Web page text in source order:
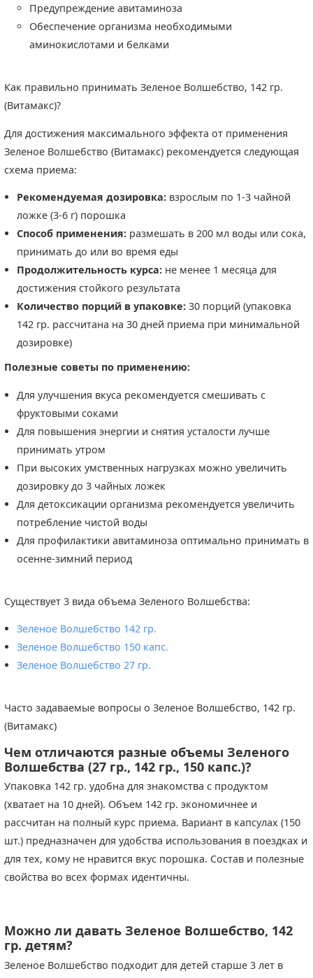
Предупреждение авитаминоза
Обеспечение организма необходимыми
аминокислотами и белками
Как правильно принимать Зеленое Волшебство, 142 гр.
(Витамакс)?
Для достижения максимального эффекта от применения
Зеленое Волшебство (Витамакс) рекомендуется следующая
схема приема:
Рекомендуемая дозировка:взрослым по 1-3 чайной
ложке (3-6 г) порошка
Способ применения:размешать в 200 мл воды или сока,
принимать до или во время еды
Продолжительность курса:не менее 1 месяца для
достижения стойкого результата
Количество порций в упаковке:30 порций (упаковка
142 гр. рассчитана на 30 дней приема при минимальной
дозировке)
Полезные советы по применению:
Для улучшения вкуса рекомендуется смешивать с
фруктовыми соками
Для повышения энергии и снятия усталости лучше
принимать утром
При высоких умственных нагрузках можно увеличить
дозировку до 3 чайных ложек
Для детоксикации организма рекомендуется увеличить
потребление чистой воды
Для профилактики авитаминоза оптимально принимать в
осенне-зимний период
Существует 3 вида объема Зеленого Волшебства:
Зеленое Волшебство 142 гр.
Зеленое Волшебство 150 капс.
Зеленое Волшебство 27 гр.
Часто задаваемые вопросы о Зеленое Волшебство, 142 гр.
(Витамакс)
Чем отличаются разные объемы Зеленого
Волшебства (27 гр., 142 гр., 150 капс.)?
Упаковка 142 гр. удобна для знакомства с продуктом
(хватает на 10 дней). Объем 142 гр. экономичнее и
рассчитан на полный курс приема. Вариант в капсулах (150
шт.) предназначен для удобства использования в поездках и
для тех, кому не нравится вкус порошка. Состав и полезные
свойства во всех формах идентичны.
Можно ли давать Зеленое Волшебство, 142
гр. детям?
Зеленое Волшебство подходит для детей старше 3 лет в